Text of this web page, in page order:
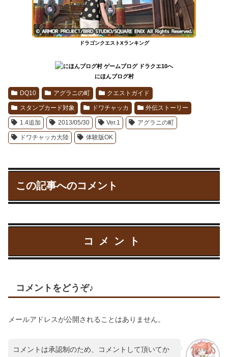
ドラゴンクエストXランキング
にほんブログ村
DQ10 アグラニの町 クエストガイド
スタンプカード対象 ドワチャッカ 外伝ストーリー
1.4追加 2013/05/30 Ver.1 アグラニの町
ドワチャッカ大陸 体験版OK
この記事へのコメント
コメント
コメントをどうぞ♪
メールアドレスが公開されることはありません。
コメントは承認制のため、コメントして頂いてか